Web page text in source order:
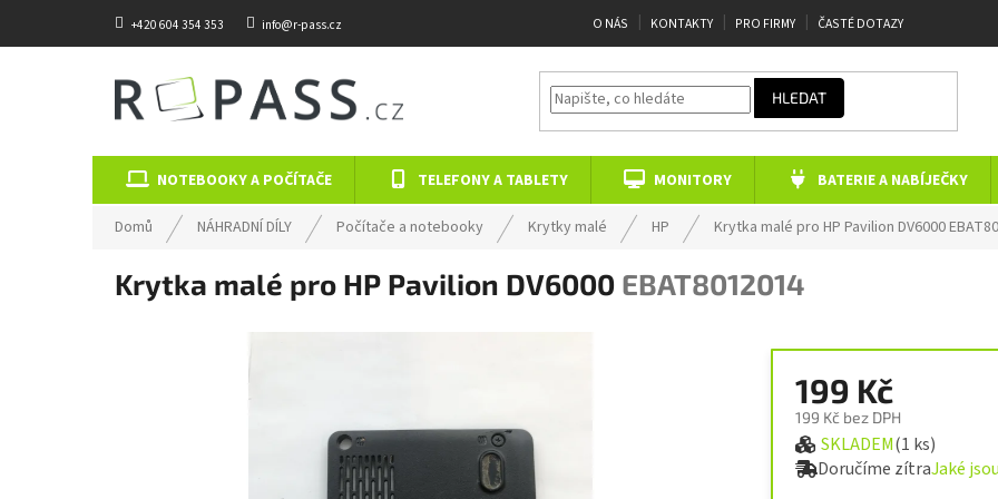
+420 604 354 353 info@r-pass.cz O NÁS KONTAKTY PRO FIRMY ČASTÉ DOTAZY
HLEDAT
NOTEBOOKY A POČÍTAČE TELEFONY A TABLETY MONITORY BATERIE A NABÍJEČKY
Domů NÁHRADNÍ DÍLY Počítače a notebooky Krytky malé HP Krytka malé pro HP Pavilion DV6000
Krytka malé pro HP Pavilion DV6000 EBAT8012014
199 Kč
199 Kč bez DPH
Měrná cena:
SKLADEM(1 ks)
Doručíme zítraJaké